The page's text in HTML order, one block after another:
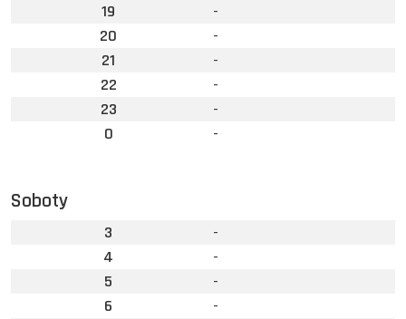
19
-
20
-
21
-
22
-
23
-
0
-
Soboty
3
-
4
-
5
-
6
-